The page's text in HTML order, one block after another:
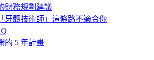
財務規劃建議
牙體技術師」這條路不適合你
的 5 年計畫